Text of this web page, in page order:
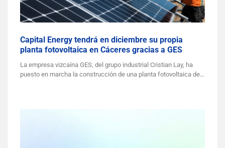
Capital Energy tendrá en diciembre su propia
planta fotovoltaica en Cáceres gracias a GES
La empresa vizcaína GES, del grupo industrial Cristian Lay, ha
puesto en marcha la construcción de una planta fotovoltaica de…